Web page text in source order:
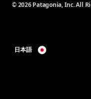
© 2026 Patagonia, Inc. All
日本語